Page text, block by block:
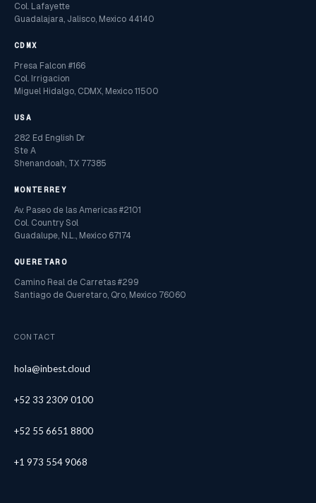
Col. Lafayette
Guadalajara, Jalisco, Mexico 44140
CDMX
Presa Falcon #166
Col. Irrigacion
Miguel Hidalgo, CDMX, Mexico 11500
USA
282 Ed English Dr
Ste A
Shenandoah, TX 77385
MONTERREY
Av. Paseo de las Americas #2101
Col. Country Sol
Guadalupe, N.L., Mexico 67174
QUERETARO
Camino Real de Carretas #299
Santiago de Queretaro, Qro, Mexico 76060
CONTACT
hola@inbest.cloud
+52 33 2309 0100
+52 55 6651 8800
+1 973 554 9068